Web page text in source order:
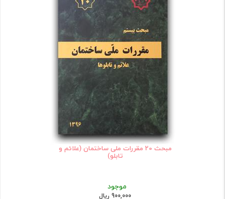
مبحث 20 مقررات ملی ساختمان (علائم و
تابلو)
موجود
900,000 ریال